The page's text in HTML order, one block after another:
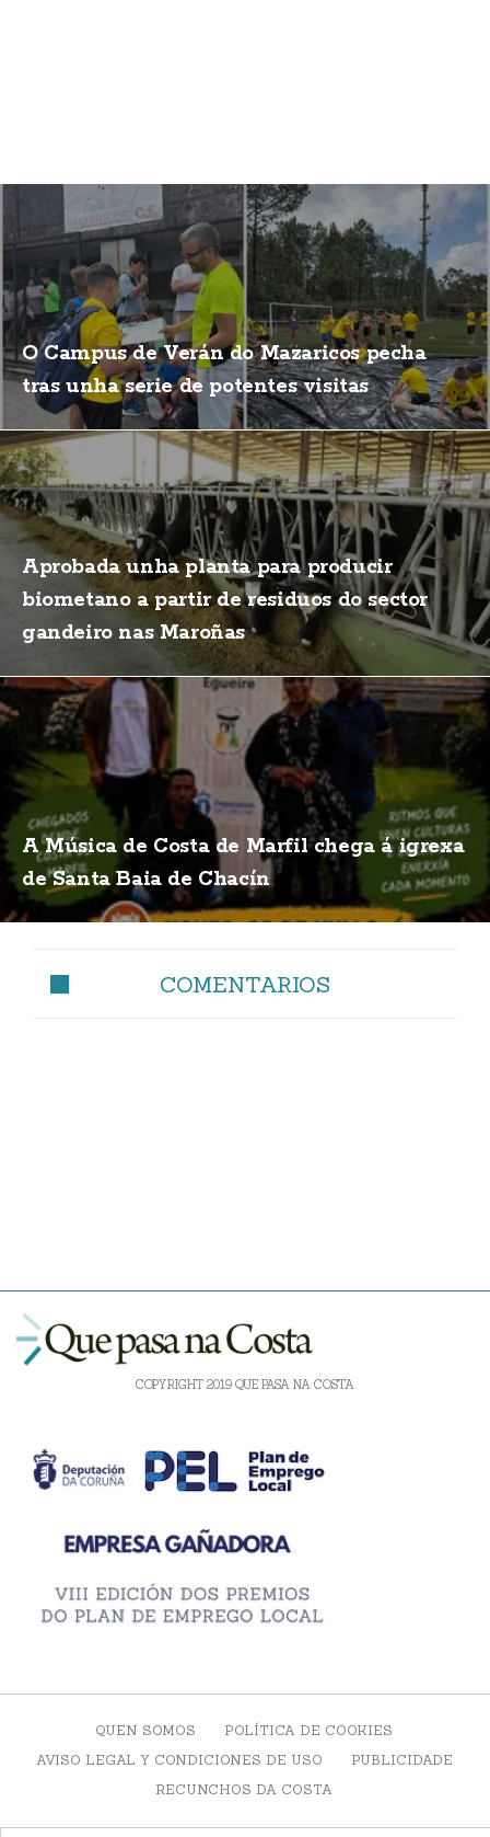
O Campus de Verán do Mazaricos pecha
tras unha serie de potentes visitas
Aprobada unha planta para producir
biometano a partir de residuos do sector
gandeiro nas Maroñas
A Música de Costa de Marfil chega á igrexa
de Santa Baia de Chacín
COMENTARIOS
COPYRIGHT 2019 QUE PASA NA COSTA
QUEN SOMOS
POLÍTICA DE COOKIES
AVISO LEGAL Y CONDICIONES DE USO
PUBLICIDADE
RECUNCHOS DA COSTA